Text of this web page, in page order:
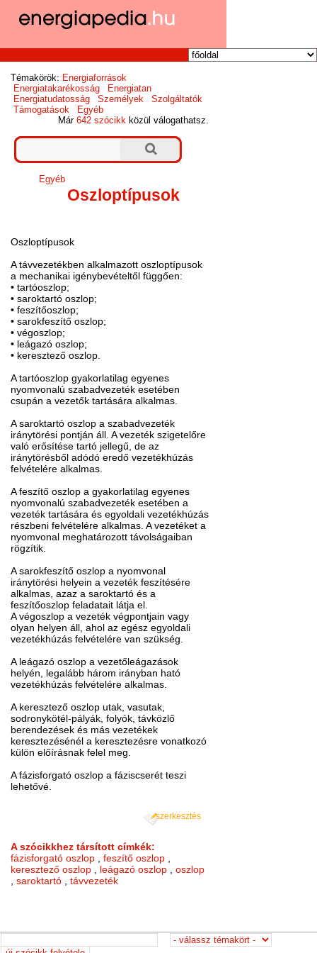
Témakörök: Energiaforrások
Energiatakarékosság
Energiatan
Energiatudatosság
Személyek
Szolgáltatók
Támogatások
Egyéb
Már642 szócikk közül válogathatsz.
Egyéb
Oszloptípusok
Oszloptípusok
A távvezetékben alkalmazott oszloptípusok
a mechanikai igénybevételtől függően:
• tartóoszlop;
• saroktartó oszlop;
• feszítőoszlop;
• sarokfeszítő oszlop;
• végoszlop;
• leágazó oszlop;
• keresztező oszlop.
A tartóoszlop gyakorlatilag egyenes
nyomvonalú szabadvezeték esetében
csupán a vezetők tartására alkalmas.
A saroktartó oszlop a szabadvezeték
iránytörési pontján áll. A vezeték szigetelőre
való erősítése tartó jellegű, de az
iránytörésből adódó eredő vezetékhúzás
felvételére alkalmas.
A feszítő oszlop a gyakorlatilag egyenes
nyomvonalú szabadvezeték esetében a
vezeték tartására és egyoldali vezetékhúzás
részbeni felvételére alkalmas. A vezetéket a
nyomvonal meghatározott távolságaiban
rögzítik.
A sarokfeszítő oszlop a nyomvonal
iránytörési helyein a vezeték feszítésére
alkalmas, azaz a saroktartó és a
feszítőoszlop feladatait látja el.
A végoszlop a vezeték végpontjain vagy
olyan helyen áll, ahol az egész egyoldali
vezetékhúzás felvételére van szükség.
A leágazó oszlop a vezetőleágazások
helyén, legalább három irányban ható
vezetékhúzás felvételére alkalmas.
A keresztező oszlop utak, vasutak,
sodronykötél-pályák, folyók, távközlő
berendezések és más vezetékek
keresztezésénél a keresztezésre vonatkozó
külön előírásnak felel meg.
A fázisforgató oszlop a fáziscserét teszi
lehetővé.
szerkesztés
A szócikkhez társított címkék:
fázisforgató oszlop ,feszítő oszlop ,
keresztező oszlop , leágazó oszlop ,oszlop
,saroktartó ,távvezeték